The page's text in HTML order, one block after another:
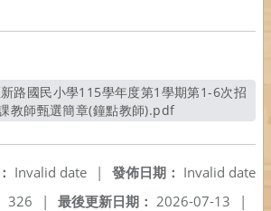
教師甄選簡章(鐘點教師).pdf另開新視窗
發佈日期： Invalid date
Invalid date
|
最後更新日期： 2026-07-13 |
326 |